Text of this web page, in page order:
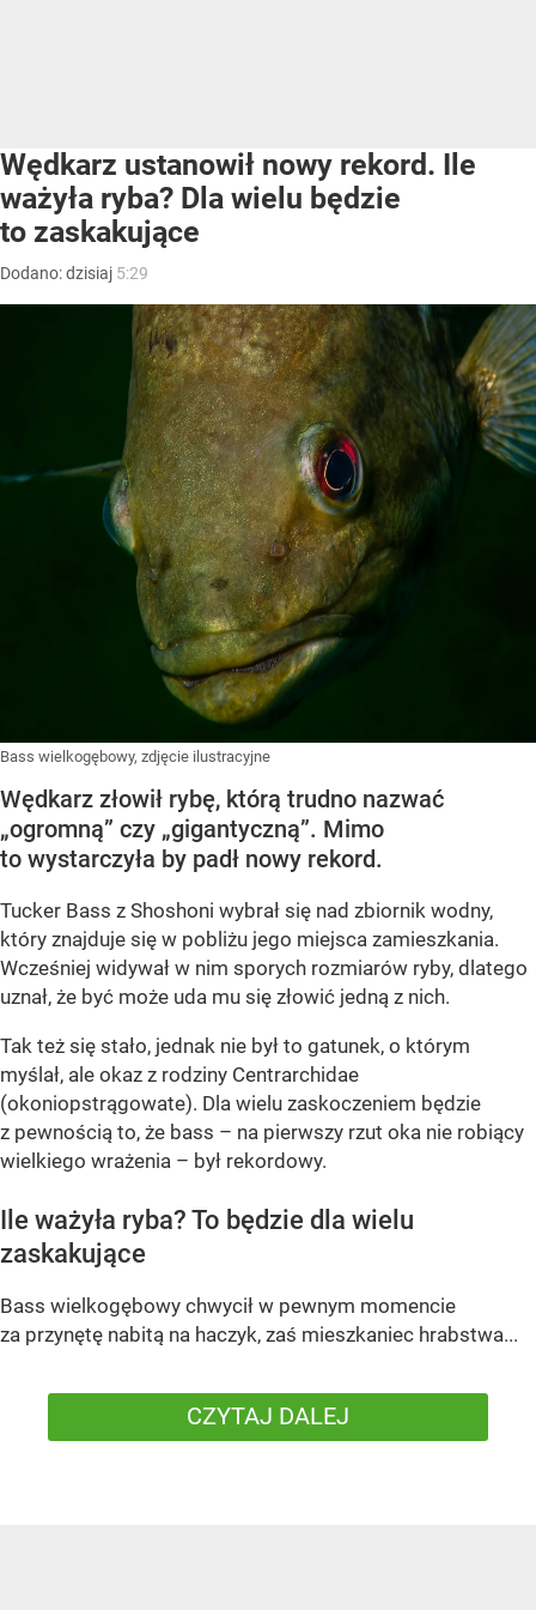
Wędkarz ustanowił nowy rekord. Ile
ważyła ryba? Dla wielu będzie
to zaskakujące
Dodano:dzisiaj 5:29
Bass wielkogębowy, zdjęcie ilustracyjne
Wędkarz złowił rybę, którą trudno nazwać
„ogromną” czy „gigantyczną”. Mimo
to wystarczyła by padł nowy rekord.
Tucker Bass z Shoshoni wybrał się nad zbiornik wodny,
który znajduje się w pobliżu jego miejsca zamieszkania.
Wcześniej widywał w nim sporych rozmiarów ryby, dlatego
uznał, że być może uda mu się złowić jedną z nich.
Tak też się stało, jednak nie był to gatunek, o którym
myślał, ale okaz z rodziny Centrarchidae
(okoniopstrągowate). Dla wielu zaskoczeniem będzie
z pewnością to, że bass – na pierwszy rzut oka nie robiący
wielkiego wrażenia – był rekordowy.
Ile ważyła ryba? To będzie dla wielu
zaskakujące
Bass wielkogębowy chwycił w pewnym momencie
za przynętę nabitą na haczyk, zaś mieszkaniec hrabstwa...
CZYTAJ DALEJ